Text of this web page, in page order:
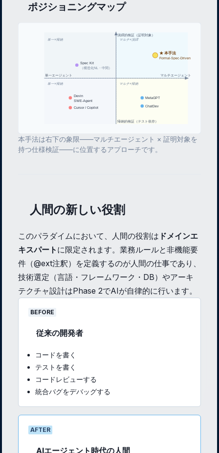
ポジショニングマップ
単一エージェント マルチエージェント
演繹的検証（証明対象）
帰納的検証（テスト依存）
単一×帰納 マルチ×演繹
単一×帰納 マルチ×帰納
Devin
SWE-Agent
Cursor / Copilot
MetaGPT
ChatDev
Spec Kit
（構造化NL・中間）
★ 本手法
Formal-Spec-Driven
本手法は右下の象限——マルチエージェント × 証明対象を
持つ仕様検証——に位置するアプローチです。
人間の新しい役割
このパラダイムにおいて、人間の役割は ドメインエ
キスパート に限定されます。業務ルールと非機能要
件（@ext注釈）を定義するのが人間の仕事であり、
技術選定（言語・フレームワーク・DB）やアーキ
テクチャ設計はPhase 2でAIが自律的に行います。
BEFORE
従来の開発者
コードを書く
テストを書く
コードレビューする
統合バグをデバッグする
AFTER
AIエージェント時代の人間